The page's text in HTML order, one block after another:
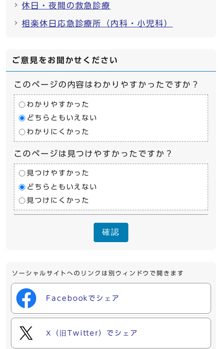
休日・夜間の救急診療
相楽休日応急診療所（内科・小児科）
ご意見をお聞かせください
このページの内容はわかりやすかったですか？
わかりやすかった
どちらともいえない
わかりにくかった
このページは見つけやすかったですか？
見つけやすかった
どちらともいえない
見つけにくかった
確認
ソーシャルサイトへのリンクは別ウィンドウで開きます
Facebookでシェア
X（旧Twitter）でシェア